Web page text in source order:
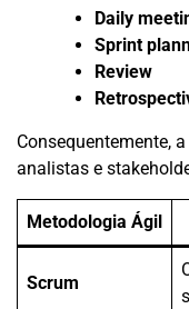
Daily
Sprint
Review
Consequentemente,
analistas e
Metodologia Ágil
Scrum